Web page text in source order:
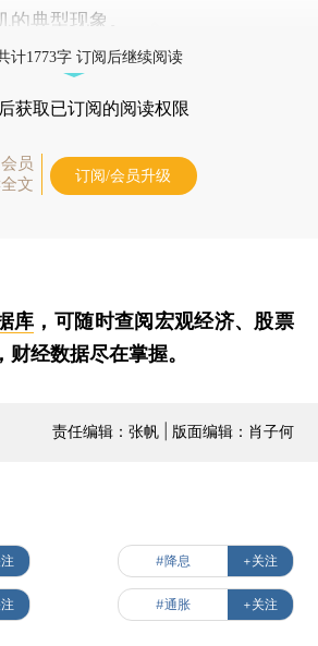
典型现象。
计1773字 订阅后继续阅读
后获取已订阅的阅读权限
员
文
订阅/会员升级
库 ，可随时查阅宏观经济、股票
经数据尽在掌握。
责任编辑：张帆 | 版面编辑：肖子何
#降息 +关注
#通胀 +关注